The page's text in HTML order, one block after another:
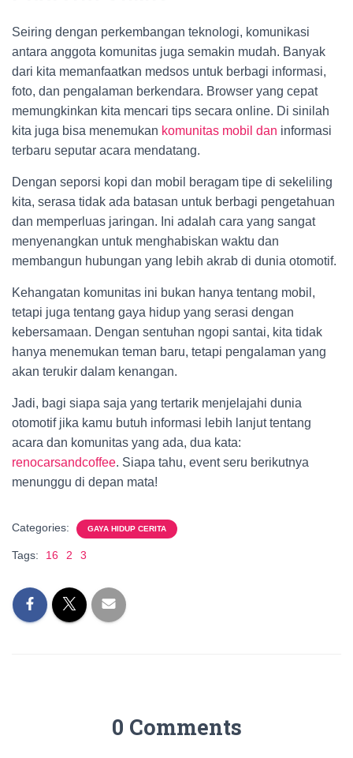
Seiring dengan perkembangan teknologi, komunikasi
antara anggota komunitas juga semakin mudah. Banyak
dari kita memanfaatkan medsos untuk berbagi informasi,
foto, dan pengalaman berkendara. Browser yang cepat
memungkinkan kita mencari tips secara online. Di sinilah
kita juga bisa menemukan komunitas mobil dan informasi
terbaru seputar acara mendatang.
Dengan seporsi kopi dan mobil beragam tipe di sekeliling
kita, serasa tidak ada batasan untuk berbagi pengetahuan
dan memperluas jaringan. Ini adalah cara yang sangat
menyenangkan untuk menghabiskan waktu dan
membangun hubungan yang lebih akrab di dunia otomotif.
Kehangatan komunitas ini bukan hanya tentang mobil,
tetapi juga tentang gaya hidup yang serasi dengan
kebersamaan. Dengan sentuhan ngopi santai, kita tidak
hanya menemukan teman baru, tetapi pengalaman yang
akan terukir dalam kenangan.
Jadi, bagi siapa saja yang tertarik menjelajahi dunia
otomotif jika kamu butuh informasi lebih lanjut tentang
acara dan komunitas yang ada, dua kata:
renocarsandcoffee. Siapa tahu, event seru berikutnya
menunggu di depan mata!
Categories: GAYA HIDUP CERITA
Tags: 16 2 3
0 Comments